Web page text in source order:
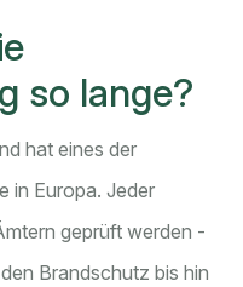
so lange?
hat eines der
in Europa. Jeder
geprüft werden -
Brandschutz bis hin